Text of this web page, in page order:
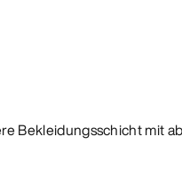
Bekleidungsschicht mit